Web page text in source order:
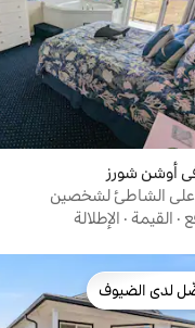
أوشن شورز
الشاطئ لشخصين
· القيمة · الإطلالة
لدى الضيوف
لدى الضيوف